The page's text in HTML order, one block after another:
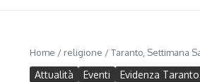
Home / religione /Taranto, Settimana
Attualità Eventi Evidenza Taranto